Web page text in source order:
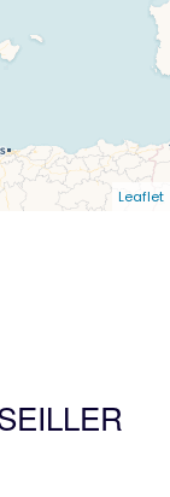
Leaflet